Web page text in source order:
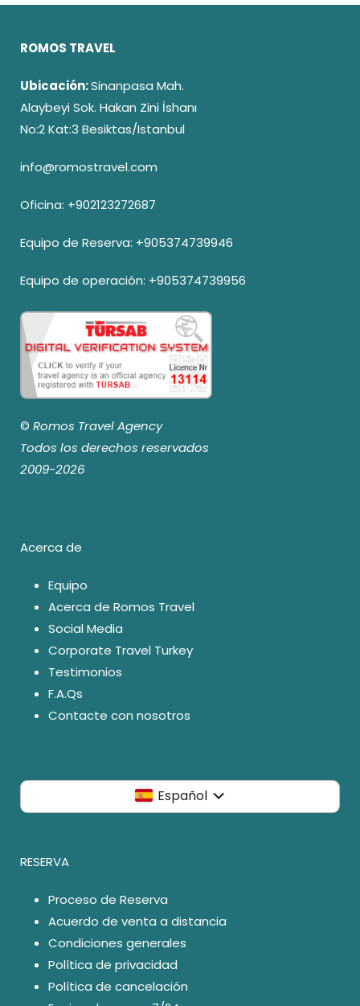
ROMOS TRAVEL
Ubicación:Sinanpasa Mah.
Alaybeyi Sok. Hakan Zini İshanı
No:2 Kat:3 Besiktas/Istanbul
info@romostravel.com
Oficina: +902123272687
Equipo de Reserva: +905374739946
Equipo de operación: +905374739956
© Romos Travel Agency
Todos los derechos reservados
2009-2026
Acerca de
Equipo
Acerca de Romos Travel
Social Media
Corporate Travel Turkey
Testimonios
F.A.Qs
Contacte con nosotros
Español
RESERVA
Proceso de Reserva
Acuerdo de venta a distancia
Condiciones generales
Política de privacidad
Política de cancelación